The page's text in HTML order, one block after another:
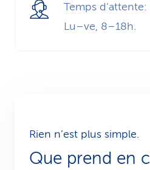
Temps
Lu–ve, 8–18h.
Rien n’est plus simple.
Que prend en